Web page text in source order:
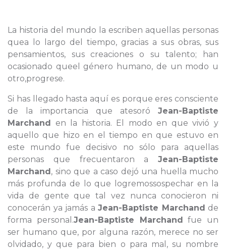
La historia del mundo la escriben aquellas personas
quea lo largo del tiempo, gracias a sus obras, sus
pensamientos, sus creaciones o su talento; han
ocasionado queel género humano, de un modo u
otro,progrese.
Si has llegado hasta aquí es porque eres consciente
de la importancia que atesoró Jean-Baptiste
Marchand en la historia. El modo en que vivió y
aquello que hizo en el tiempo en que estuvo en
este mundo fue decisivo no sólo para aquellas
personas que frecuentaron a Jean-Baptiste
Marchand, sino que a caso dejó una huella mucho
más profunda de lo que logremossospechar en la
vida de gente que tal vez nunca conocieron ni
conocerán ya jamás a Jean-Baptiste Marchand de
forma personal.Jean-Baptiste Marchand fue un
ser humano que, por alguna razón, merece no ser
olvidado, y que para bien o para mal, su nombre